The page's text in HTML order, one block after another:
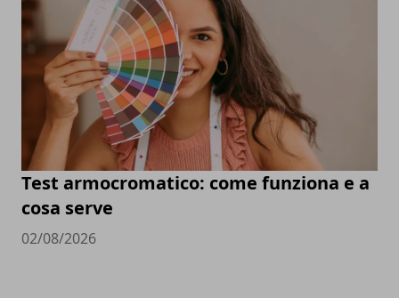
Test armocromatico: come funziona e a
cosa serve
02/08/2026